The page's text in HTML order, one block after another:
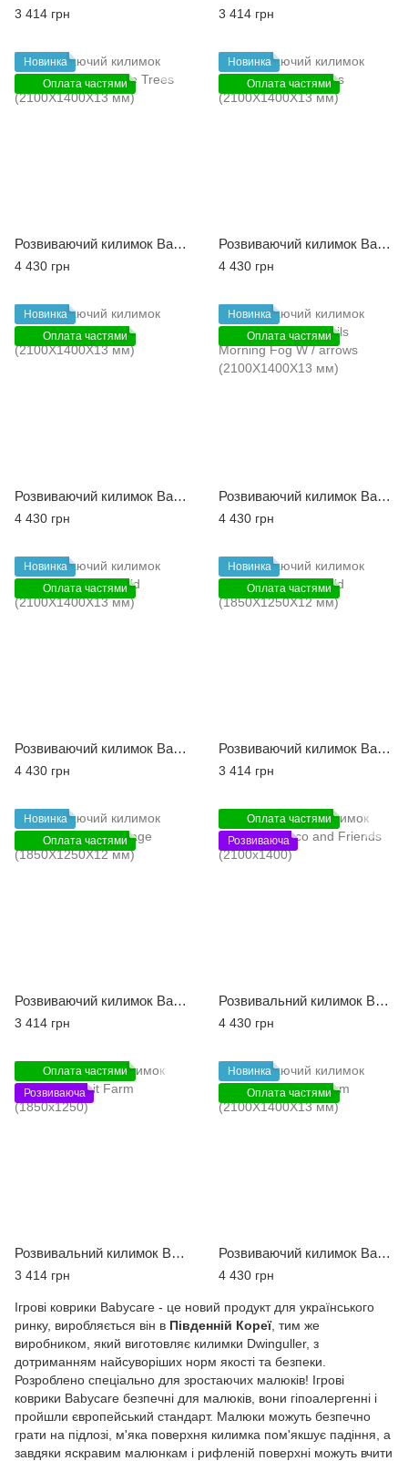
3 414 грн 3 414 грн
Новинка
Оплата частями
Розвиваючий килимок Babycare Birds in the Trees (2100X1400X13 мм)
4 430 грн
Новинка
Оплата частями
Розвиваючий килимок Babycare Dino Sports (2100X1400X13 мм)
4 430 грн
Новинка
Оплата частями
Розвиваючий килимок Babycare Fruit Farm (2100X1400X13 мм)
4 430 грн
Новинка
Оплата частями
Розвиваючий килимок Babycare Nordic Trails Morning Fog W / arrows (2100X1400X13 мм)
4 430 грн
Новинка
Оплата частями
Розвиваючий килимок Babycare Story World (2100X1400X13 мм)
4 430 грн
Новинка
Оплата частями
Розвиваючий килимок Babycare Story World (1850X1250X12 мм)
3 414 грн
Новинка
Оплата частями
Розвиваючий килимок Babycare Happy Village (1850X1250X12 мм)
3 414 грн
Оплата частями
Розвиваюча
Розвивальний килимок Babycare Pinco and Friends (2100х1400)
4 430 грн
Оплата частями
Розвиваюча
Розвивальний килимок Babycare Fruit Farm (1850х1250)
3 414 грн
Новинка
Оплата частями
Розвиваючий килимок Babycare Animal Farm (2100X1400X13 мм)
4 430 грн
Ігрові коврики Babycare - це новий продукт для українського
ринку, виробляється він в Південній Кореї, тим же
виробником, який виготовляє килимки Dwinguller, з
дотриманням найсуворіших норм якості та безпеки.
Розроблено спеціально для зростаючих малюків! Ігрові
коврики Babycare безпечні для малюків, вони гіпоалергенні і
пройшли європейський стандарт. Малюки можуть безпечно
грати на підлозі, м'яка поверхня килимка пом'якшує падіння, а
завдяки яскравим малюнкам і рифленій поверхні можуть вчити